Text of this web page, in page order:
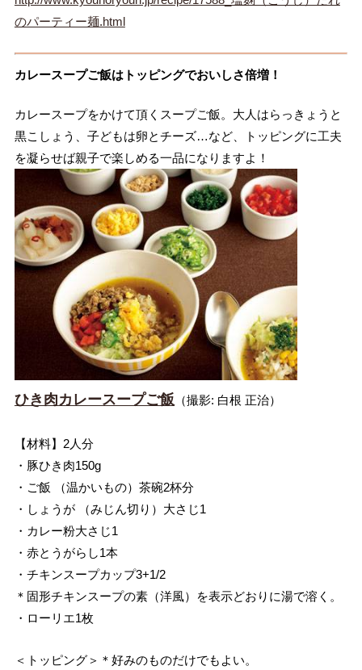
のパーティー麺.html
カレースープご飯はトッピングでおいしさ倍増！
カレースープをかけて頂くスープご飯。大人はらっきょうと
黒こしょう、子どもは卵とチーズ…など、トッピングに工夫
を凝らせば親子で楽しめる一品になりますよ！
ひき肉カレースープご飯 （撮影: 白根 正治）
【材料】2人分
・豚ひき肉150g
・ご飯 （温かいもの）茶碗2杯分
・しょうが （みじん切り）大さじ1
・カレー粉大さじ1
・赤とうがらし1本
・チキンスープカップ3+1/2
＊固形チキンスープの素（洋風）を表示どおりに湯で溶く。
・ローリエ1枚
＜トッピング＞＊好みのものだけでもよい。